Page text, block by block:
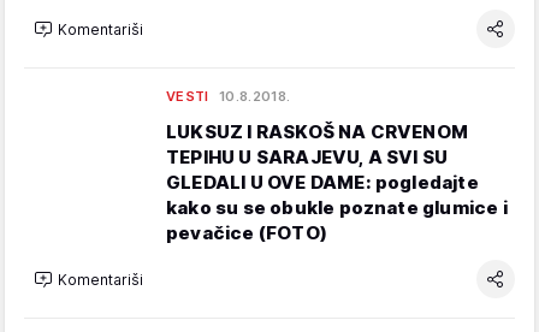
Komentariši
VESTI 10.8.2018.
LUKSUZ I RASKOŠ NA CRVENOM
TEPIHU U SARAJEVU, A SVI SU
GLEDALI U OVE DAME: pogledajte
kako su se obukle poznate glumice i
pevačice (FOTO)
Komentariši